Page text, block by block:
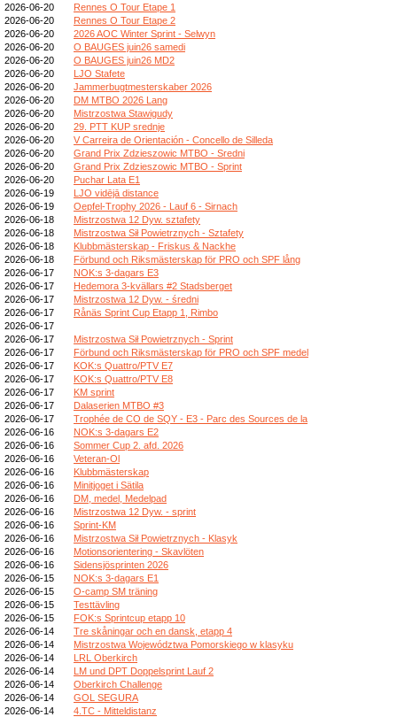
2026-06-20
Rennes O Tour Etape 1
2026-06-20
Rennes O Tour Etape 2
2026-06-20
2026 AOC Winter Sprint - Selwyn
2026-06-20
O BAUGES juin26 samedi
2026-06-20
O BAUGES juin26 MD2
2026-06-20
LJO Stafete
2026-06-20
Jammerbugtmesterskaber 2026
2026-06-20
DM MTBO 2026 Lang
2026-06-20
Mistrzostwa Stawigudy
2026-06-20
29. PTT KUP srednje
2026-06-20
V Carreira de Orientación - Concello de Silleda
2026-06-20
Grand Prix Zdzieszowic MTBO - Sredni
2026-06-20
Grand Prix Zdzieszowic MTBO - Sprint
2026-06-20
Puchar Lata E1
2026-06-19
LJO vidējā distance
2026-06-19
Oepfel-Trophy 2026 - Lauf 6 - Sirnach
2026-06-18
Mistrzostwa 12 Dyw. sztafety
2026-06-18
Mistrzostwa Sił Powietrznych - Sztafety
2026-06-18
Klubbmästerskap - Friskus & Nackhe
2026-06-18
Förbund och Riksmästerskap för PRO och SPF lång
2026-06-17
NOK:s 3-dagars E3
2026-06-17
Hedemora 3-kvällars #2 Stadsberget
2026-06-17
Mistrzostwa 12 Dyw. - średni
2026-06-17
Rånäs Sprint Cup Etapp 1, Rimbo
2026-06-17
2026-06-17
Mistrzostwa Sił Powietrznych - Sprint
2026-06-17
Förbund och Riksmästerskap för PRO och SPF medel
2026-06-17
KOK:s Quattro/PTV E7
2026-06-17
KOK:s Quattro/PTV E8
2026-06-17
KM sprint
2026-06-17
Dalaserien MTBO #3
2026-06-17
Trophée de CO de SQY - E3 - Parc des Sources de la
2026-06-16
NOK:s 3-dagars E2
2026-06-16
Sommer Cup 2. afd. 2026
2026-06-16
Veteran-Ol
2026-06-16
Klubbmästerskap
2026-06-16
Minitjoget i Sätila
2026-06-16
DM, medel, Medelpad
2026-06-16
Mistrzostwa 12 Dyw. - sprint
2026-06-16
Sprint-KM
2026-06-16
Mistrzostwa Sił Powietrznych - Klasyk
2026-06-16
Motionsorientering - Skavlöten
2026-06-16
Sidensjösprinten 2026
2026-06-15
NOK:s 3-dagars E1
2026-06-15
O-camp SM träning
2026-06-15
Testtävling
2026-06-15
FOK:s Sprintcup etapp 10
2026-06-14
Tre skåningar och en dansk, etapp 4
2026-06-14
Mistrzostwa Województwa Pomorskiego w klasyku
2026-06-14
LRL Oberkirch
2026-06-14
LM und DPT Doppelsprint Lauf 2
2026-06-14
Oberkirch Challenge
2026-06-14
GOL SEGURA
2026-06-14
4.TC - Mitteldistanz